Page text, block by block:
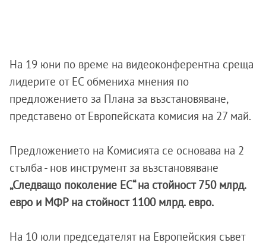
На 19 юни по време на видеоконферентна среща
лидерите от ЕС обмениха мнения по
предложението за Плана за възстановяване,
представено от Европейската комисия на 27 май.
Предложението на Комисията се основава на 2
стълба - нов инструмент за възстановяване
„Следващо поколение ЕС“ на стойност 750 млрд.
евро и МФР на стойност 1100 млрд. евро.
На 10 юли председателят на Европейския съвет